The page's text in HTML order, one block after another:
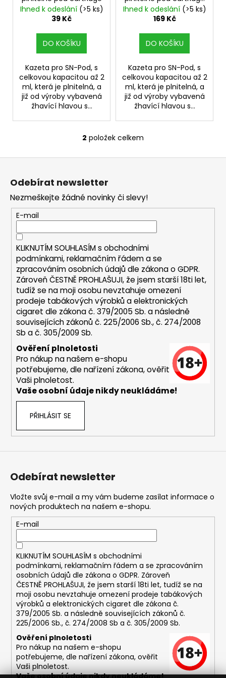
Ihned k odeslání (>5 ks)
39 Kč
DO KOŠÍKU
Kazeta pro SN-Pod, s
celkovou kapacitou až 2
ml, která je plnitelná, a
již od výroby vybavená
žhavící hlavou s...
- 6ks
Ihned k odeslání (>5 ks)
169 Kč
DO KOŠÍKU
Kazeta pro SN-Pod, s
celkovou kapacitou až 2
ml, která je plnitelná, a
již od výroby vybavená
žhavící hlavou s...
O
v
a
c
í
p
r
v
k
y
v
ý
p
i
2 položek celkem
D
p
o
r
u
u
m
DEKANG
MALINA
10ML
11MG
169
Kč
Původně:
195
Kč
Odebírat newsletter
Nezmeškejte žádné novinky či slevy!
E-mail
KLIKNUTÍM SOUHLASÍM s obchodními
podmínkami,reklamačním řádem a se
zpracováním osobních údajů dle zákona oGDPR.
Zároveň ČESTNĚ PROHLAŠUJI, že jsem starší 18ti let,
tudíž se na moji osobu nevztahuje omezení
prodeje tabákových výrobků a elektronických
cigaret dle zákona č. 379/2005 Sb. a následně
souvisejících zákonů č. 225/2006 Sb., č. 274/2008
Sb a č. 305/2009 Sb.
Ověření plnoletosti
Pro nákup na našem e-shopu
potřebujeme, dle nařízení zákona, ověřit
Vaši plnoletost.
Vaše osobní údaje nikdy neukládáme!
PŘIHLÁSIT SE
Odebírat newsletter
Vložte svůj e-mail a my vám budeme zasílat informace o
nových produktech na našem e-shopu.
E-mail
KLIKNUTÍM SOUHLASÍM s obchodními
podmínkami, reklamačním řádem a se zpracováním
osobních údajů dle zákona o GDPR. Zároveň
ČESTNĚ PROHLAŠUJI, že jsem starší 18ti let, tudíž se na
moji osobu nevztahuje omezení prodeje tabákových
výrobků a elektronických cigaret dle zákona č.
379/2005 Sb. a následně souvisejících zákonů č.
225/2006 Sb., č. 274/2008 Sb a č. 305/2009 Sb.
Ověření plnoletosti
Pro nákup na našem e-shopu
potřebujeme, dle nařízení zákona, ověřit
Vaši plnoletost.
Vaše osobní údaje nikdy neukládáme!